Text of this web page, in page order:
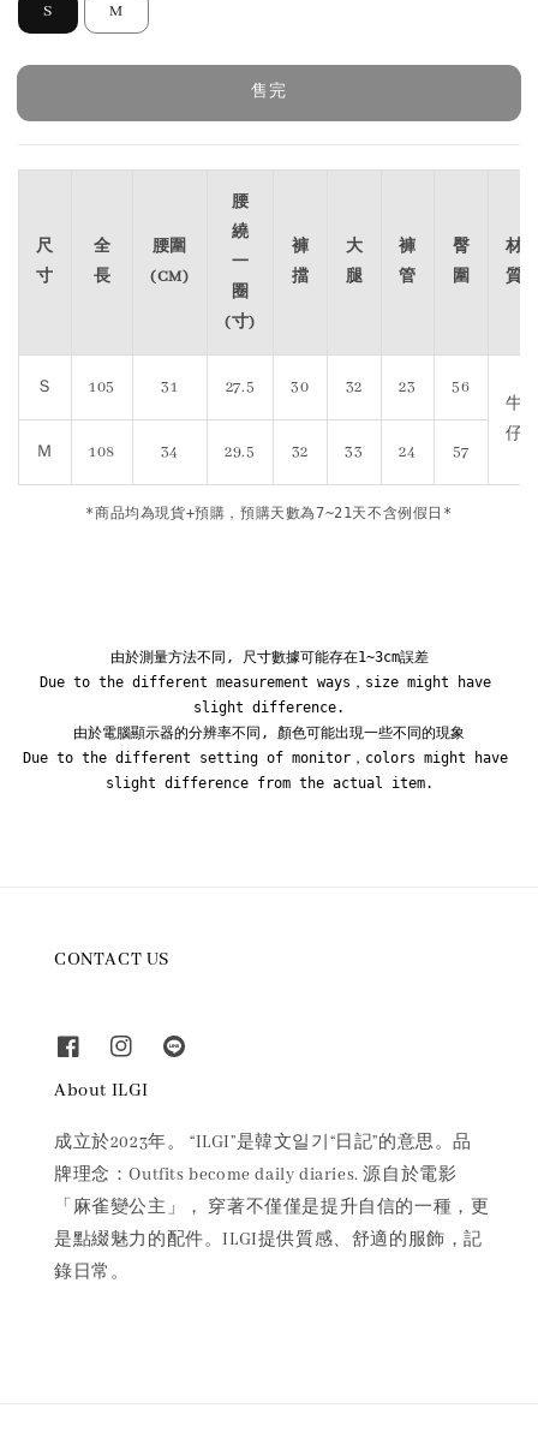
S M
售完
尺
寸
全
長
腰圍
(CM)
腰
繞
一
圈
(寸)
褲
擋
大
腿
褲
管
臀
圍
材
質
Ｓ 105 31 27.5 30 32 23
56
牛
仔
Ｍ
108 34 29.5 32 33 24 57
*商品均為現貨+預購，預購天數為7~21天不含例假日*
由於測量方法不同, 尺寸數據可能存在1~3cm誤差
Due to the different measurement ways，size might have
slight difference.
由於電腦顯示器的分辨率不同, 顏色可能出現一些不同的現象
Due to the different setting of monitor，colors might have
slight difference from the actual item.
CONTACT US
About ILGI
成立於2023年。 “ILGI”是韓文일기“日記”的意思。品
牌理念：Outfits become daily diaries. 源自於電影
「麻雀變公主」， 穿著不僅僅是提升自信的一種，更
是點綴魅力的配件。ILGI提供質感、舒適的服飾，記
錄日常。